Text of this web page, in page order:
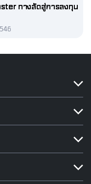
ทางลัดสู่การลงทุน